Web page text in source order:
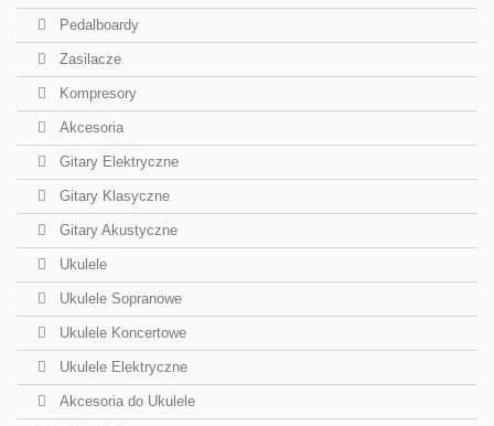
Pedalboardy
Zasilacze
Kompresory
Akcesoria
Gitary Elektryczne
Gitary Klasyczne
Gitary Akustyczne
Ukulele
Ukulele Sopranowe
Ukulele Koncertowe
Ukulele Elektryczne
Akcesoria do Ukulele